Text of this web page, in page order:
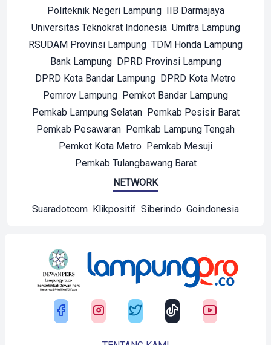
Politeknik Negeri Lampung IIB Darmajaya
Universitas Teknokrat Indonesia Umitra Lampung
RSUDAM Provinsi Lampung TDM Honda Lampung
Bank Lampung DPRD Provinsi Lampung
DPRD Kota Bandar Lampung DPRD Kota Metro
Pemrov Lampung Pemkot Bandar Lampung
Pemkab Lampung Selatan Pemkab Pesisir Barat
Pemkab Pesawaran Pemkab Lampung Tengah
Pemkot Kota Metro Pemkab Mesuji
Pemkab Tulangbawang Barat
NETWORK
Suaradotcom Klikpositif Siberindo Goindonesia